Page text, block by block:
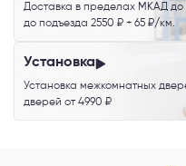
Доставка в пределах МКАД до
до подъезда 2550 ₽ + 65 ₽/км.
Установка
Установка межкомнатных
дверей от 4990 ₽